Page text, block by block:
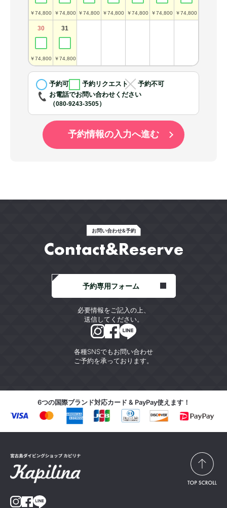
￥74,800 ￥74,800 ￥74,800 ￥74,800 ￥74,800 ￥74,800 ￥74,800
30
￥74,800
31
￥74,800
予約可 予約リクエスト
予約不可
お電話でお問い合わせください
（080-9243-3505）
予約情報の入力へ進む
お問い合わせ&予約
Contact&Reserve
各種SNSでもお問い合わせ
ご予約を承っております。
予約専用フォーム
必要情報をご記入の上、
送信してください。
6つの国際ブランド対応カード & PayPay使えます！